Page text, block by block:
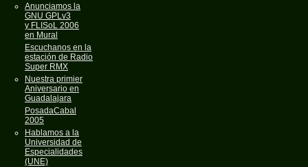
Anunciamos la
GNU GPLv3
y FLISoL 2006
en Mural
Escuchanos en la
estación de Radio
Super RMX
Nuestra primier
Aniversario en
Guadalajara
PosadaCabal
2005
Hablamos a la
Universidad de
Especialidades
(UNE)